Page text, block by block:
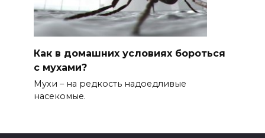
Как в домашних условиях бороться
с мухами?
Мухи – на редкость надоедливые
насекомые.